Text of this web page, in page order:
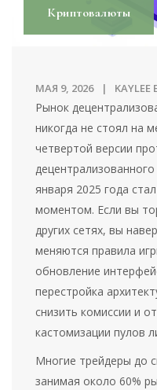
Криптовалюты
МАЯ 9, 2026 KAYLEE
Рынок
никогда не стоял на
четвертой версии
января 2025 года
моментом. Если вы
других сетях, вы
меняются правила
обновление
перестройка
снизить комиссии и
кастомизации пулов
Многие трейдеры до
занимая около 60%